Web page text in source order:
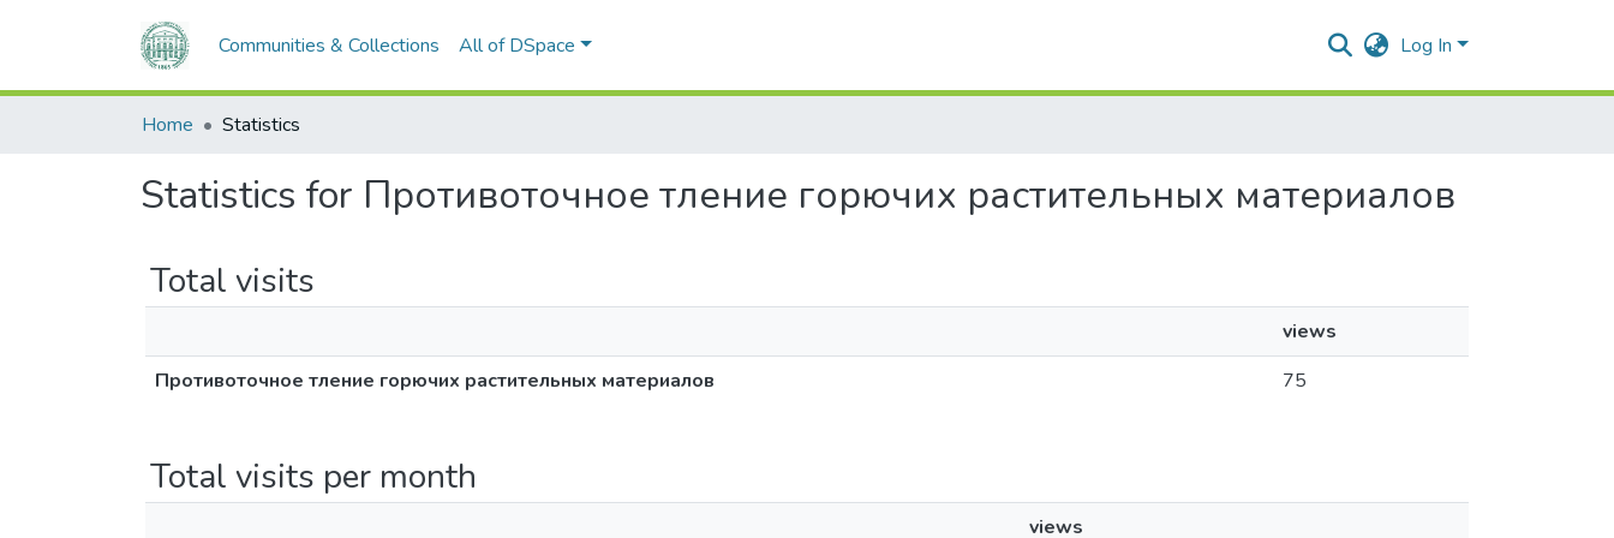
Communities & Collections All of DSpace Log In
Home Statistics
Statistics for Противоточное тление горючих растительных материалов
Total visits
views
Противоточное тление горючих растительных материалов
75
Total visits per month
views